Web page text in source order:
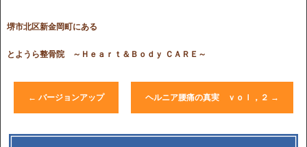
堺市北区新金岡町にある
とようら整骨院 ～Ｈｅａｒｔ＆Ｂｏｄｙ ＣＡＲＥ～
← バージョンアップ ヘルニア腰痛の真実 ｖｏｌ，２ →